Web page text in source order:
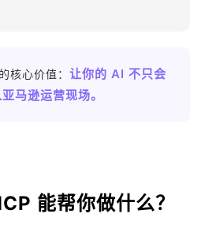
核心价值： 让你的 AI 不只会
马逊运营现场。
能帮你做什么？